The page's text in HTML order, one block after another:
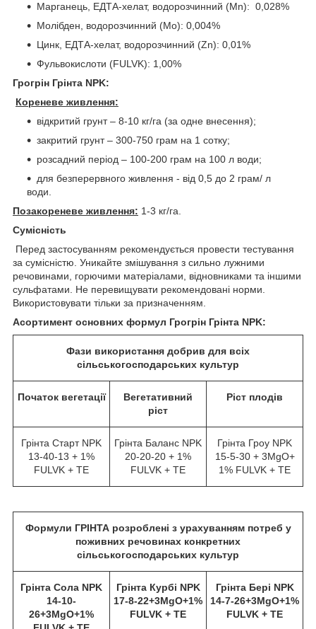
Марганець, ЕДТА-хелат, водорозчинний (Mn): 0,028%
Молібден, водорозчинний (Мо): 0,004%
Цинк, ЕДТА-хелат, водорозчинний (Zn): 0,01%
Фульвокислоти (FULVK): 1,00%
Грогрін Грінта NPK:
Кореневе живлення:
відкритий грунт – 8-10 кг/га (за одне внесення);
закритий грунт – 300-750 грам на 1 сотку;
розсадний період – 100-200 грам на 100 л води;
для безперервного живлення - від 0,5 до 2 грам/ л
води.
Позакореневе живлення: 1-3 кг/га.
Сумісність
Перед застосуванням рекомендується провести тестування
за сумісністю. Уникайте змішування з сильно лужними
речовинами, горючими матеріалами, відновниками та іншими
сульфатами. Не перевищувати рекомендовані норми.
Використовувати тільки за призначенням.
Асортимент основних формул Грогрін Грінта NPK:
Фази використання добрив для всіх
сільськогосподарських культур
Початок вегетації
Вегетативний
ріст
Ріст плодів
Грінта Старт NPK
13-40-13 + 1%
FULVK + TE
Грінта Баланс NPK
20-20-20 + 1%
FULVK + TE
Грінта Гроу NPK
15-5-30 + 3MgO+
1% FULVK + TE
Формули ГРІНТА розроблені з урахуванням потреб у
поживних речовинах конкретних
сільськогосподарських культур
Грінта Сола NPK
14-10-
26+3MgO+1%
Грінта Курбі NPK
17-8-22+3MgO+1%
FULVK + TE
Грінта Бері NPK
14-7-26+3MgO+1%
FULVK + TE